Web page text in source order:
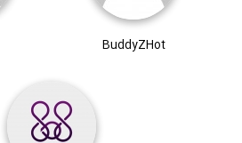
BuddyZHot